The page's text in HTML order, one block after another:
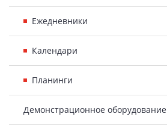
Ежедневники
Календари
Планинги
Демонстрационное оборудование